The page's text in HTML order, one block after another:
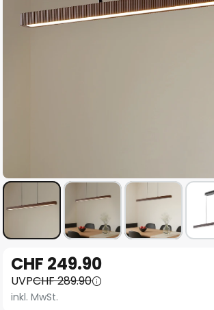
Anfang
der
Bildgalerie
CHF 249.90
UVPCHF 289.90
inkl. MwSt.